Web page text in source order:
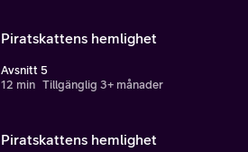
Piratskattens hemlighet
Avsnitt 5
12 min Tillgänglig 3+ månader
Piratskattens hemlighet